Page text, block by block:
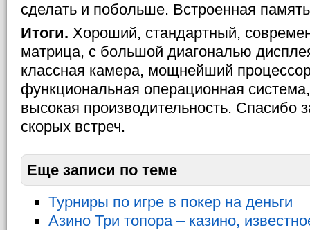
сделать и побольше. Встроенная
Итоги. Хороший, стандартный,
матрица, с большой диагональю
классная камера, мощнейший
функциональная операционная
высокая производительность. Спасибо
скорых встреч.
Еще записи по теме
Турниры по игре в покер на деньги
Азино Три топора – казино,